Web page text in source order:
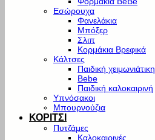
Εσώρουχα
Φανελάκια
Μπόξερ
Σλιπ
Κορμάκια Βρεφικά
Κάλτσες
Παιδική χειμωνιάτικη
Bebe
Παιδική καλοκαιρινή
Υπνόσακοι
Μπουρνούζια
ΚΟΡΙΤΣΙ
Πυτζάμες
Καλοκαιρινές